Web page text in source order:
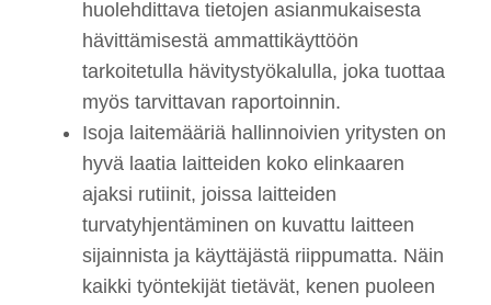
huolehdittava tietojen asianmukaisesta
hävittämisestä ammattikäyttöön
tarkoitetulla hävitystyökalulla, joka tuottaa
myös tarvittavan raportoinnin.
Isoja laitemääriä hallinnoivien yritysten on
hyvä laatia laitteiden koko elinkaaren
ajaksi rutiinit, joissa laitteiden
turvatyhjentäminen on kuvattu laitteen
sijainnista ja käyttäjästä riippumatta. Näin
kaikki työntekijät tietävät, kenen puoleen